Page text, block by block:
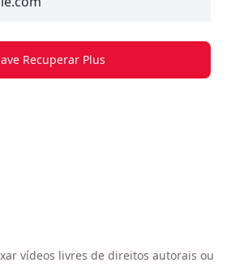
Recuperar Plus
vídeos livres de direitos autorais ou
me 🔔
um lembrete para baixar o
ao MacOS ou Windows PC.